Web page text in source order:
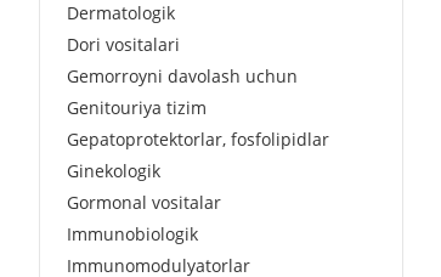
Dermatologik
Dori vositalari
Gemorroyni davolash uchun
Genitouriya tizim
Gepatoprotektorlar, fosfolipidlar
Ginekologik
Gormonal vositalar
Immunobiologik
Immunomodulyatorlar